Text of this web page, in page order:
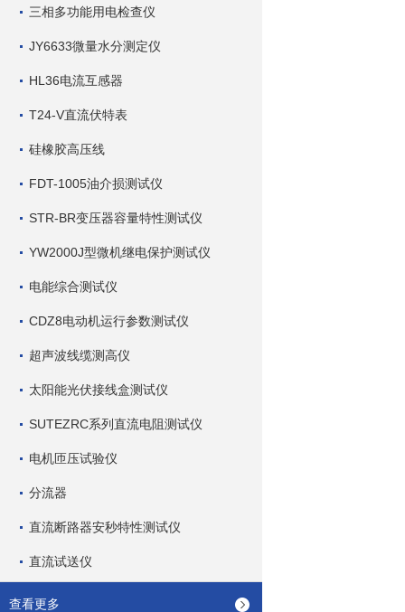
三相多功能用电检查仪
JY6633微量水分测定仪
HL36电流互感器
T24-V直流伏特表
硅橡胶高压线
FDT-1005油介损测试仪
STR-BR变压器容量特性测试仪
YW2000J型微机继电保护测试仪
电能综合测试仪
CDZ8电动机运行参数测试仪
超声波线缆测高仪
太阳能光伏接线盒测试仪
SUTEZRC系列直流电阻测试仪
电机匝压试验仪
分流器
直流断路器安秒特性测试仪
直流试送仪
查看更多